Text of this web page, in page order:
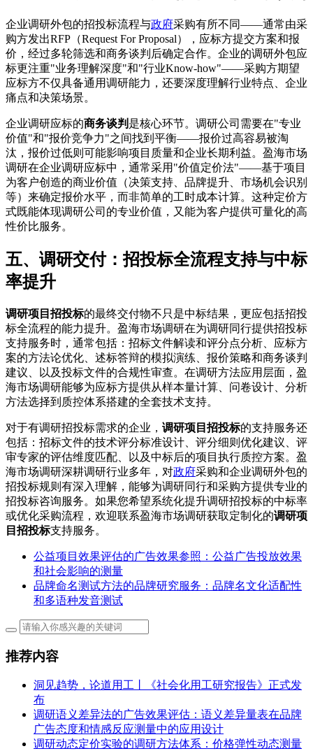
企业调研外包的招投标流程与政府采购有所不同——通常由采
购方发出RFP（Request For Proposal），应标方提交方案和报
价，经过多轮筛选和商务谈判后确定合作。企业的调研外包应
标更注重"业务理解深度"和"行业Know-how"——采购方期望
应标方不仅具备通用调研能力，还要深度理解行业特点、企业
痛点和决策场景。
企业调研应标的商务谈判 是核心环节。调研公司需要在"专业
价值"和"报价竞争力"之间找到平衡——报价过高容易被淘
汰，报价过低则可能影响项目质量和企业长期利益。盈海市场
调研在企业调研应标中，通常采用"价值定价法"——基于项目
为客户创造的商业价值（决策支持、品牌提升、市场机会识别
等）来确定报价水平，而非简单的工时成本计算。这种定价方
式既能体现调研公司的专业价值，又能为客户提供可量化的高
性价比服务。
五、调研交付：招投标全流程支持与中标
率提升
调研项目招投标的最终交付物不只是中标结果，更应包括招投
标全流程的能力提升。盈海市场调研在为调研同行提供招投标
支持服务时，通常包括：招标文件解读和评分点分析、应标方
案的方法论优化、述标答辩的模拟演练、报价策略和商务谈判
建议、以及投标文件的合规性审查。在调研方法应用层面，盈
海市场调研能够为应标方提供从样本量计算、问卷设计、分析
方法选择到质控体系搭建的全套技术支持。
对于有调研招投标需求的企业， 调研项目招投标的支持服务还
包括：招标文件的技术评分标准设计、评分细则优化建议、评
审专家的评估维度匹配、以及中标后的项目执行质控方案。盈
海市场调研深耕调研行业多年，对政府采购和企业调研外包的
招投标规则有深入理解，能够为调研同行和采购方提供专业的
招投标咨询服务。如果您希望系统化提升调研招投标的中标率
或优化采购流程，欢迎联系盈海市场调研获取定制化的调研项
目招投标支持服务。
公益项目效果评估的广告效果参照：公益广告投放效果
和社会影响的测量
品牌命名测试方法的品牌研究服务：品牌名文化适配性
和多语种发音测试
推荐内容
洞见趋势，论道用工丨《社会化用工研究报告》正式发
布
调研语义差异法的广告效果评估：语义差异量表在品牌
广告态度和情感反应测量中的应用设计
调研动态定价实验的调研方法体系：价格弹性动态测量